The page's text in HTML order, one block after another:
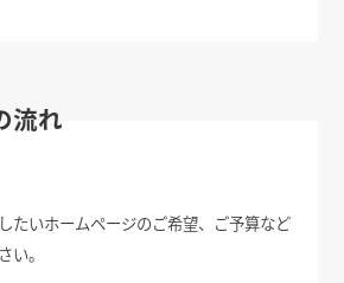
流れ
たいホームページのご希望、ご予算など
い。